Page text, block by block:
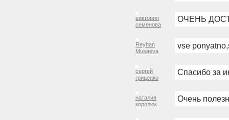
виктория
семенова
ОЧЕНЬ
Reyhan
Musaeva
vse
сергей
гриценко
Cпасибо за
наталия
королюк
Очень